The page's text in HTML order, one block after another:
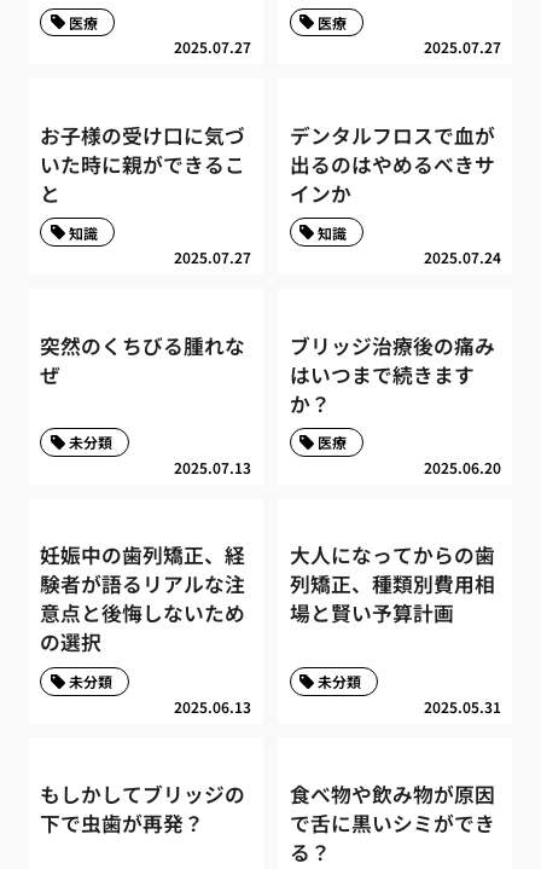
2025.07.27
医療
2025.07.27
医療
お子様の受け口に気づ
いた時に親ができるこ
と
2025.07.27
知識
デンタルフロスで血が
出るのはやめるべきサ
インか
2025.07.24
知識
突然のくちびる腫れな
ぜ
2025.07.13
未分類
ブリッジ治療後の痛み
はいつまで続きます
か？
2025.06.20
医療
妊娠中の歯列矯正、経
験者が語るリアルな注
意点と後悔しないため
の選択
2025.06.13
未分類
大人になってからの歯
列矯正、種類別費用相
場と賢い予算計画
2025.05.31
未分類
もしかしてブリッジの
下で虫歯が再発？
食べ物や飲み物が原因
で舌に黒いシミができ
る？